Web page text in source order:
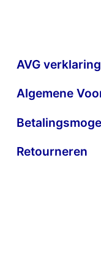
AVG verklaring
Retourneren